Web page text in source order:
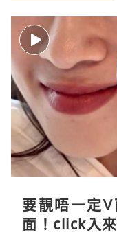
要靚唔一定
面！click入